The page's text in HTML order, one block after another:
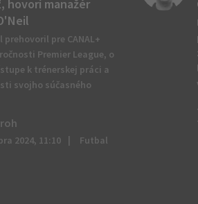
hovorí manažér
prehovoril pre CANAL+
Premier League, o
k trénerskej práci a
svojho súčasného
2024, 11:10 Futbal